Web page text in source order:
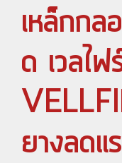
เหล็กก
ด เวลไ
ยางลดแ